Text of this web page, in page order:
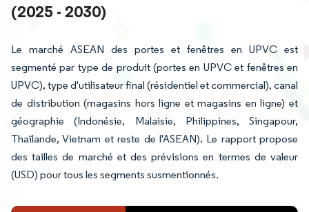
(2025 - 2030)
Le marché ASEAN des portes et fenêtres en UPVC est
segmenté par type de produit (portes en UPVC et fenêtres en
UPVC), type d'utilisateur final (résidentiel et commercial), canal
de distribution (magasins hors ligne et magasins en ligne) et
géographie (Indonésie, Malaisie, Philippines, Singapour,
Thaïlande, Vietnam et reste de l'ASEAN). Le rapport propose
des tailles de marché et des prévisions en termes de valeur
(USD) pour tous les segments susmentionnés.